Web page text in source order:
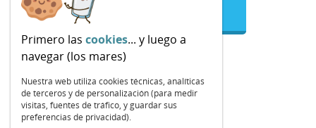
Primero las cookies... y luego a
navegar (los mares)
Nuestra web utiliza cookies técnicas, analíticas
de terceros y de personalización (para medir
visitas, fuentes de tráfico, y guardar sus
preferencias de privacidad).